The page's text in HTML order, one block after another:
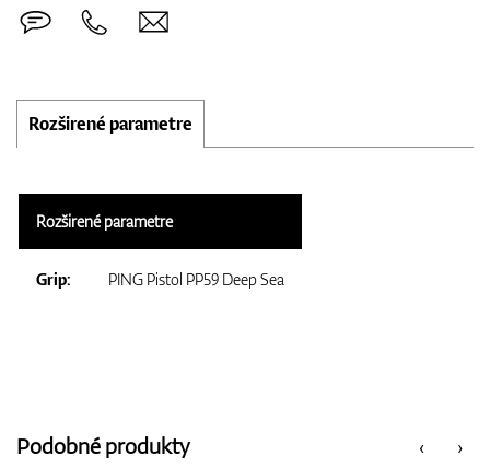
Rozširené parametre
Rozširené parametre
Grip: PING Pistol PP59 Deep Sea
‹
Podobné produkty ›